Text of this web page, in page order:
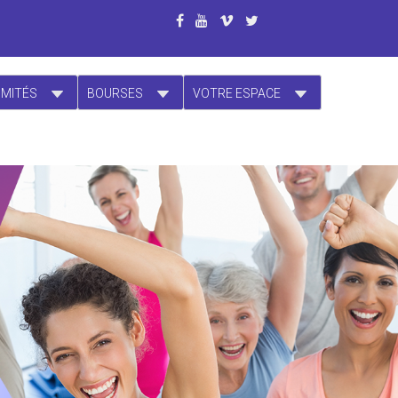
BOURSES VOTRE ESPACE